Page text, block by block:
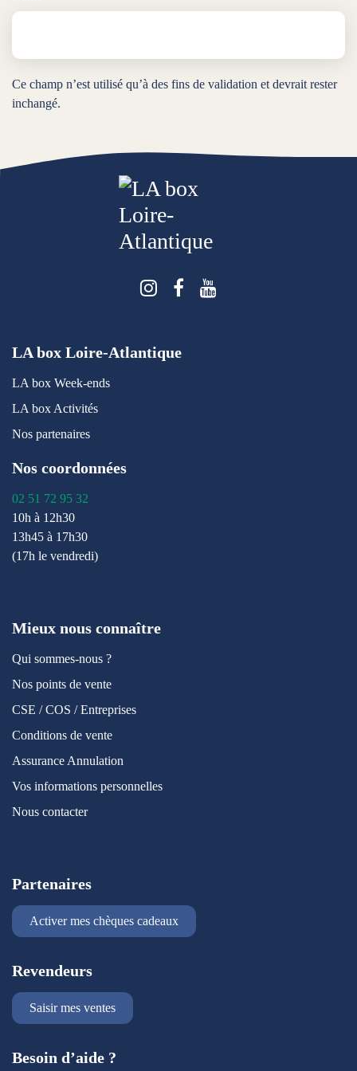
Ce champ n’est utilisé qu’à des fins de validation et devrait rester
inchangé.
Suivez-nous sur
Suivez-nous sur
LA box Loire-Atlantique
LA box Week-ends
LA box Activités
Nos partenaires
Nos coordonnées
02 51 72 95 32
10h à 12h30
13h45 à 17h30
(17h le vendredi)
Mieux nous connaître
Qui sommes-nous ?
Nos points de vente
CSE / COS / Entreprises
Conditions de vente
Assurance Annulation
Vos informations personnelles
Nous contacter
Partenaires
Activer mes chèques cadeaux
Revendeurs
Saisir mes ventes
Besoin d’aide ?